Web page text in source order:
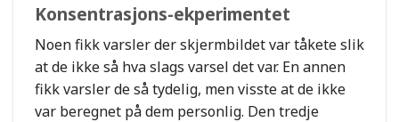
Konsentrasjons-ekperimentet
Noen fikk varsler der skjermbildet var tåkete slik
at de ikke så hva slags varsel det var. En annen
fikk varsler de så tydelig, men visste at de ikke
var beregnet på dem personlig. Den tredje